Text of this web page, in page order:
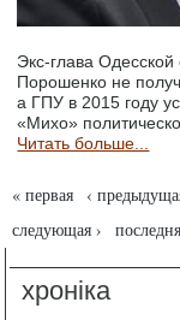
Экс-глава
Порошенко не
а ГПУ в 2015 году
«Михо»
Читать больше...
Страницы
« первая ‹
следующая ›
хроніка